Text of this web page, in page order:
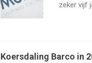
zeker vijf
Koersdaling Barco in